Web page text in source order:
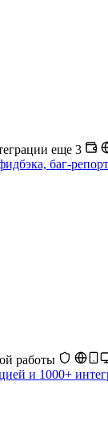
еще 3
баг-
работы
и 1000+